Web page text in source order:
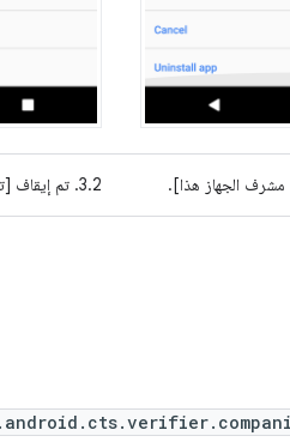
3.2. تم إيقاف [تفعيل تطبيق مشرف الجهاز هذا].